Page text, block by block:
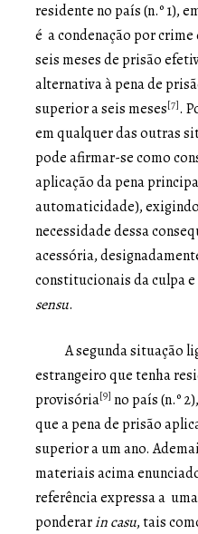
residente no país (n.º 1),
é a condenação por
seis meses de prisão
alternativa à pena de
superior a seis meses[7].
em qualquer das outras
pode afirmar-se como
aplicação da pena
automaticidade),
necessidade dessa
acessória,
constitucionais da culpa
sensu.
A segunda situação
estrangeiro que tenha
provisória[9] no país (n.º
que a pena de prisão
superior a um ano.
materiais acima
referência expressa a
ponderarin casu, tais